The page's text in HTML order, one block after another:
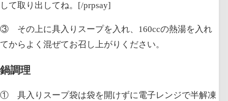
して取り出してね。[/prpsay]
③ その上に具入りスープを入れ、 160ccの熱湯を入れ
てからよく混ぜてお召し上がりください。
鍋調理
① 具入りスープ袋は袋を開けずに電子レンジで半解凍